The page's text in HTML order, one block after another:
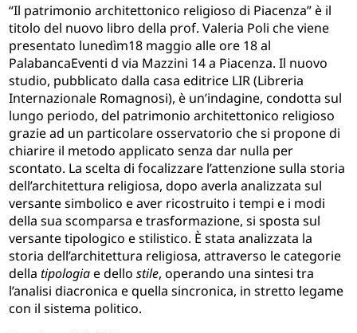
“Il patrimonio architettonico religioso di Piacenza” è il
titolo del nuovo libro della prof. Valeria Poli che viene
presentato lunedìm18 maggio alle ore 18 al
PalabancaEventi d via Mazzini 14 a Piacenza. Il nuovo
studio, pubblicato dalla casa editrice LIR (Libreria
Internazionale Romagnosi), è un’indagine, condotta sul
lungo periodo, del patrimonio architettonico religioso
grazie ad un particolare osservatorio che si propone di
chiarire il metodo applicato senza dar nulla per
scontato. La scelta di focalizzare l’attenzione sulla storia
dell’architettura religiosa, dopo averla analizzata sul
versante simbolico e aver ricostruito i tempi e i modi
della sua scomparsa e trasformazione, si sposta sul
versante tipologico e stilistico. È stata analizzata la
storia dell’architettura religiosa, attraverso le categorie
dellatipologiae dellostile, operando una sintesi tra
l’analisi diacronica e quella sincronica, in stretto legame
con il sistema politico.